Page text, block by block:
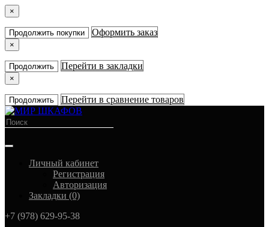
×
Продолжить покупки Оформить заказ
×
Продолжить Перейти в закладки
×
Продолжить Перейти в сравнение товаров
Личный кабинет
Регистрация
Авторизация
Закладки (0)
+7 (978) 629-95-38